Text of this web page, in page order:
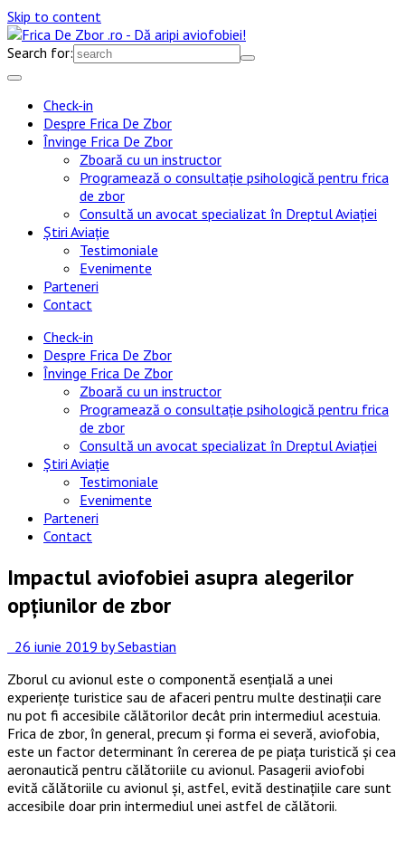
Skip to content
Search for:
Check-in
Despre Frica De Zbor
Învinge Frica De Zbor
Zboară cu un instructor
Programează o consultație psihologică pentru frica
de zbor
Consultă un avocat specializat în Dreptul Aviației
Știri Aviație
Testimoniale
Evenimente
Parteneri
Contact
Check-in
Despre Frica De Zbor
Învinge Frica De Zbor
Zboară cu un instructor
Programează o consultație psihologică pentru frica
de zbor
Consultă un avocat specializat în Dreptul Aviației
Știri Aviație
Testimoniale
Evenimente
Parteneri
Contact
Impactul aviofobiei asupra alegerilor
opţiunilor de zbor
26 iunie 2019 by Sebastian
Zborul cu avionul este o componentă esenţială a unei
experienţe turistice sau de afaceri pentru multe destinaţii care
nu pot fi accesibile călătorilor decât prin intermediul acestuia.
Frica de zbor, în general, precum şi forma ei severă, aviofobia,
este un factor determinant în cererea de pe piaţa turistică şi cea
aeronautică pentru călătoriile cu avionul. Pasagerii aviofobi
evită călătoriile cu avionul şi, astfel, evită destinaţiile care sunt
accesibile doar prin intermediul unei astfel de călătorii.